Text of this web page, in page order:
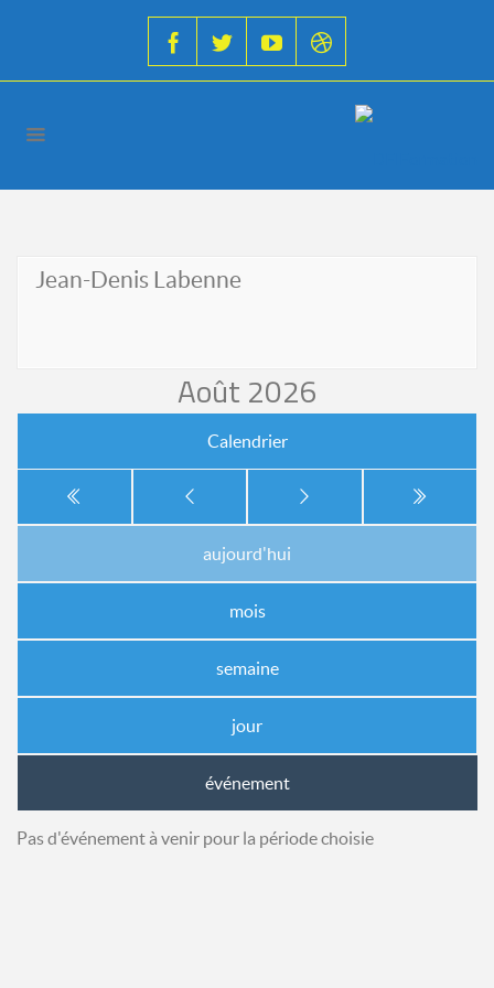
Jean-Denis Labenne
Août 2026
Calendrier
aujourd'hui
mois
semaine
jour
événement
Pas d'événement à venir pour la période choisie